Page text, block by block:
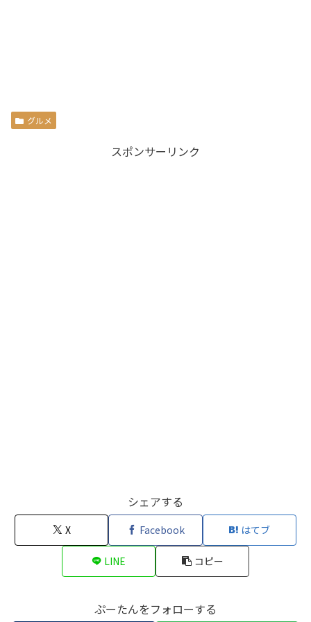
グルメ
スポンサーリンク
シェアする
X Facebook はてブ
LINE コピー
ぷーたんをフォローする